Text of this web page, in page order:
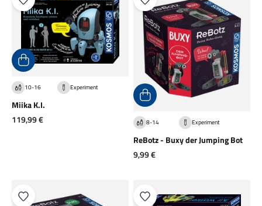
10-16 Experiment
Miika K.I.
Angebot
119,99 € 8-14 Experiment
ReBotz - Buxy der Jumping Bot
Angebot
9,99 €